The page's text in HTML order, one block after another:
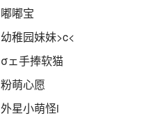
嘟嘟宝
幼稚园妹妹>c<
σェ手捧软猫
粉萌心愿
外星小萌怪i